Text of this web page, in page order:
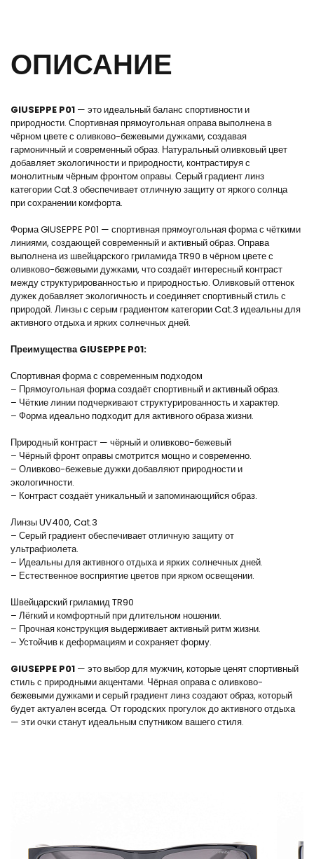
ОПИСАНИЕ
GIUSEPPE P01 — это идеальный баланс спортивности и
природности. Спортивная прямоугольная оправа выполнена в
чёрном цвете с оливково-бежевыми дужками, создавая
гармоничный и современный образ. Натуральный оливковый цвет
добавляет экологичности и природности, контрастируя с
монолитным чёрным фронтом оправы. Серый градиент линз
категории Cat.3 обеспечивает отличную защиту от яркого солнца
при сохранении комфорта.
Форма GIUSEPPE P01 — спортивная прямоугольная форма с чёткими
линиями, создающей современный и активный образ. Оправа
выполнена из швейцарского гриламида TR90 в чёрном цвете с
оливково-бежевыми дужками, что создаёт интересный контраст
между структурированностью и природностью. Оливковый оттенок
дужек добавляет экологичность и соединяет спортивный стиль с
природой. Линзы с серым градиентом категории Cat.3 идеальны для
активного отдыха и ярких солнечных дней.
Преимущества GIUSEPPE P01:
Спортивная форма с современным подходом
– Прямоугольная форма создаёт спортивный и активный образ.
– Чёткие линии подчеркивают структурированность и характер.
– Форма идеально подходит для активного образа жизни.
Природный контраст — чёрный и оливково-бежевый
– Чёрный фронт оправы смотрится мощно и современно.
– Оливково-бежевые дужки добавляют природности и
экологичности.
– Контраст создаёт уникальный и запоминающийся образ.
Линзы UV400, Cat.3
– Серый градиент обеспечивает отличную защиту от
ультрафиолета.
– Идеальны для активного отдыха и ярких солнечных дней.
– Естественное восприятие цветов при ярком освещении.
Швейцарский гриламид TR90
– Лёгкий и комфортный при длительном ношении.
– Прочная конструкция выдерживает активный ритм жизни.
– Устойчив к деформациям и сохраняет форму.
GIUSEPPE P01 — это выбор для мужчин, которые ценят спортивный
стиль с природными акцентами. Чёрная оправа с оливково-
бежевыми дужками и серый градиент линз создают образ, который
будет актуален всегда. От городских прогулок до активного отдыха
— эти очки станут идеальным спутником вашего стиля.